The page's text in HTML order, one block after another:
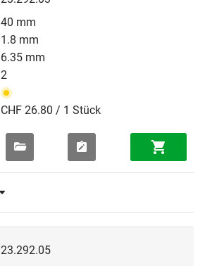
40 mm
1.8 mm
6.35 mm
2
CHF 26.80 / 1 Stück
23.292.05